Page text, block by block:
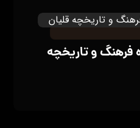
فرهنگ و تاریخچه